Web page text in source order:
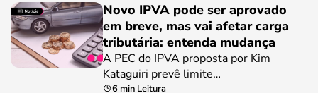
Novo IPVA pode ser aprovado
em breve, mas vai afetar carga
tributária: entenda mudança
A PEC do IPVA proposta por Kim
Kataguiri prevê limite…
6 min Leitura